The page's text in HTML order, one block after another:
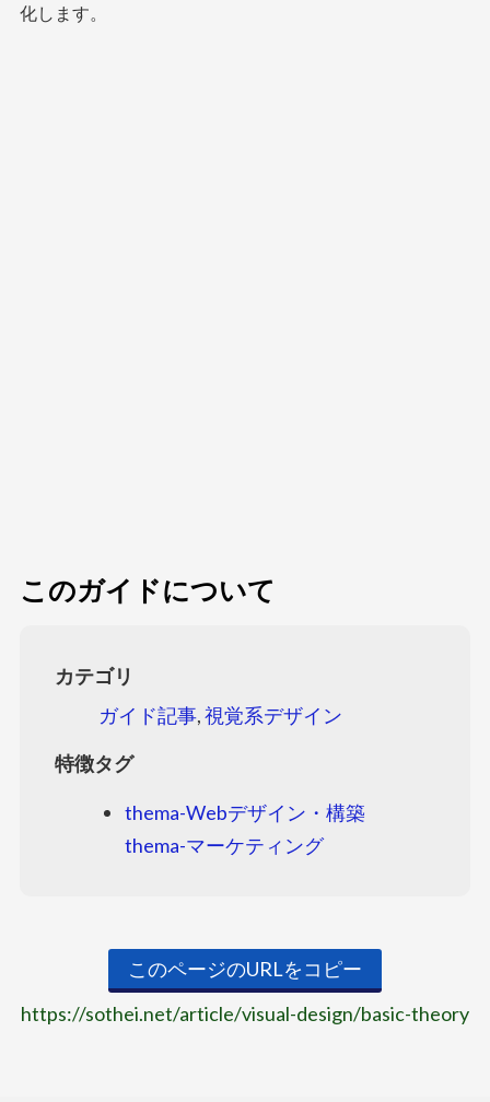
化します。
このガイドについて
カテゴリ
ガイド記事,視覚系デザイン
特徴タグ
thema-Webデザイン・構築
thema-マーケティング
このページのURLをコピー
https://sothei.net/article/visual-design/basic-theory